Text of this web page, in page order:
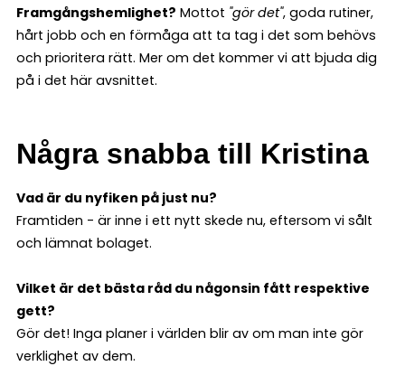
Framgångshemlighet? Mottot "gör det", goda rutiner,
hårt jobb och en förmåga att ta tag i det som behövs
och prioritera rätt. Mer om det kommer vi att bjuda dig
på i det här avsnittet.
Några snabba till Kristina
Vad är du nyfiken på just nu?
Framtiden - är inne i ett nytt skede nu, eftersom vi sålt
och lämnat bolaget.
Vilket är det bästa råd du någonsin fått respektive
gett?
Gör det! Inga planer i världen blir av om man inte gör
verklighet av dem.